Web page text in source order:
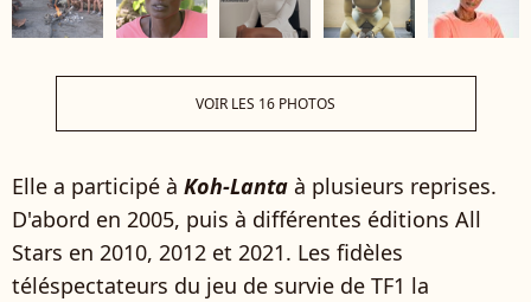
VOIR LES 16 PHOTOS
Elle a participé à Koh-Lanta à plusieurs reprises.
D'abord en 2005, puis à différentes éditions All
Stars en 2010, 2012 et 2021. Les fidèles
téléspectateurs du jeu de survie de TF1 la